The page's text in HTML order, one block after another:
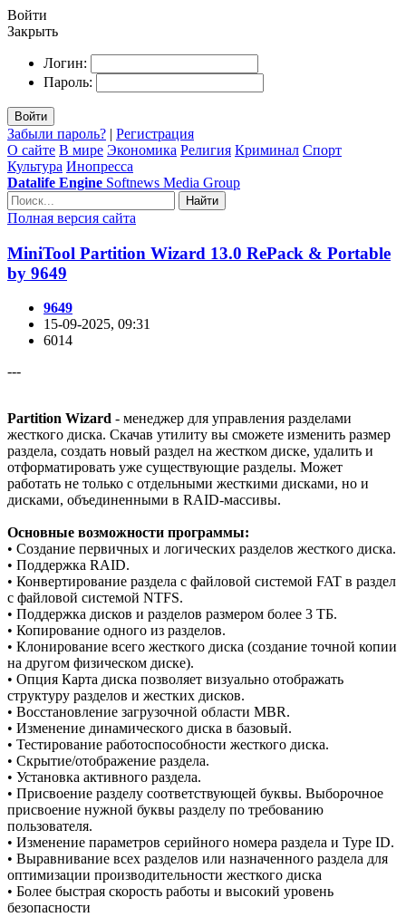
Войти
Закрыть
Логин:
Пароль:
Войти
Забыли пароль? | Регистрация
О сайте В мире Экономика Религия Криминал Спорт
Культура Инопресса
Datalife Engine Softnews Media Group
Найти
Полная версия сайта
MiniTool Partition Wizard 13.0 RePack & Portable
by 9649
9649
15-09-2025, 09:31
6014
---
Partition Wizard - менеджер для управления разделами
жесткого диска. Скачав утилиту вы сможете изменить размер
раздела, создать новый раздел на жестком диске, удалить и
отформатировать уже существующие разделы. Может
работать не только с отдельными жесткими дисками, но и
дисками, объединенными в RAID-массивы.
Основные возможности программы:
• Создание первичных и логических разделов жесткого диска.
• Поддержка RAID.
• Конвертирование раздела с файловой системой FAT в раздел
с файловой системой NTFS.
• Поддержка дисков и разделов размером более 3 ТБ.
• Копирование одного из разделов.
• Клонирование всего жесткого диска (создание точной копии
на другом физическом диске).
• Опция Карта диска позволяет визуально отображать
структуру разделов и жестких дисков.
• Восстановление загрузочной области MBR.
• Изменение динамического диска в базовый.
• Тестирование работоспособности жесткого диска.
• Скрытие/отображение раздела.
• Установка активного раздела.
• Присвоение разделу соответствующей буквы. Выборочное
присвоение нужной буквы разделу по требованию
пользователя.
• Изменение параметров серийного номера раздела и Type ID.
• Выравнивание всех разделов или назначенного раздела для
оптимизации производительности жесткого диска
• Более быстрая скорость работы и высокий уровень
безопасности